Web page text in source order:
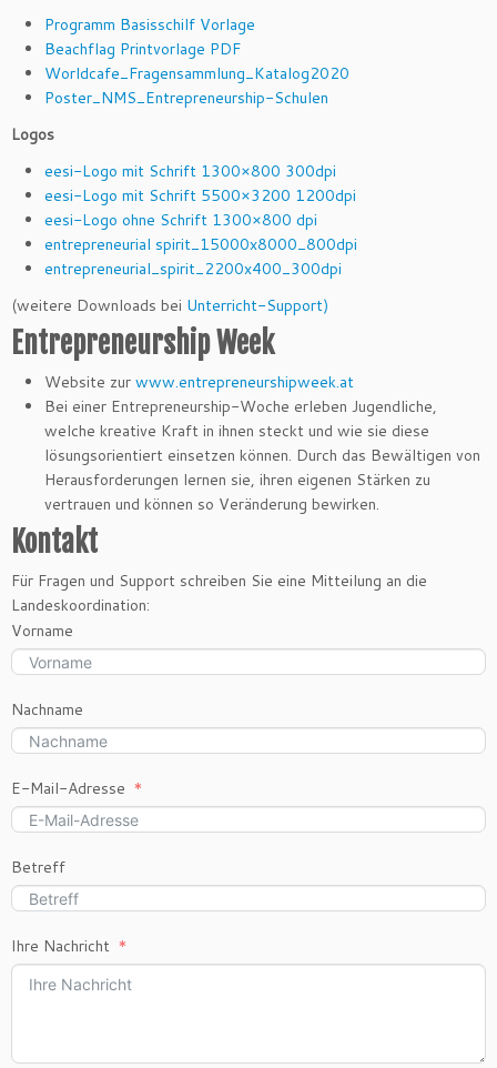
Programm Basisschilf Vorlage
Beachflag Printvorlage PDF
Worldcafe_Fragensammlung_Katalog2020
Poster_NMS_Entrepreneurship-Schulen
Logos
eesi-Logo mit Schrift 1300×800 300dpi
eesi-Logo mit Schrift 5500×3200 1200dpi
eesi-Logo ohne Schrift 1300×800 dpi
entrepreneurial spirit_15000x8000_800dpi
entrepreneurial_spirit_2200x400_300dpi
(weitere Downloads bei Unterricht-Support)
Entrepreneurship Week
Website zur www.entrepreneurshipweek.at
Bei einer Entrepreneurship-Woche erleben Jugendliche,
welche kreative Kraft in ihnen steckt und wie sie diese
lösungsorientiert einsetzen können. Durch das Bewältigen von
Herausforderungen lernen sie, ihren eigenen Stärken zu
vertrauen und können so Veränderung bewirken.
Kontakt
Für Fragen und Support schreiben Sie eine Mitteilung an die
Landeskoordination:
Vorname
Nachname
E-Mail-Adresse
Betreff
Ihre Nachricht